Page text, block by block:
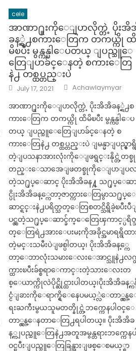
cele
အာဏာ႐ူးကိုေျပာလိုက္တဲ့ ပိုးအိ
ခန့္ရဲ႕စကားေတြက တကယ္ကို ထိ
မိၿပီး မွန္ကန္ပါေပတယ္ ျပည္သူေ
တြေျပာခ်င္ေနတဲ့ စကားေတြ
နဲ႕ တစ္ထပ္တည္းပဲ
Posted
on
July 17, 2021 Author
Achawlaymyar
အာဏာ႐ူးကိုေျပာလိုက္တဲ့ ပိုးအိအိခန့္ရဲ႕စ
ကားေတြက တကယ္ကို ထိမိၿပီး မွန္ကန္ပါေပ
တယ္ ျပည္သူေတြေျပာခ်င္ေနတဲ့ စ
ကားေတြနဲ႕ တစ္ထပ္တည္းပဲ ျမန္မာျပည္မွာရွိ
တဲ့ျပသနာအားလုံးကိုေျဖရွင္းနိုင္တဲ့တစ္ခု
တည္းေသာအေျဖတစ္ခုကိုေျပာျပ
တဲ့သ႐ုပ္ေဆာင္ ပိုးအိအိခန႔္ သ႐ုပ္ေဆ
င္ပိုးအိအိခန့္ကေတာ့ဇာတ္ကားေတြမွာသ႐ုပ္ေ
ဆာင္ရင္းနဲ႕ပရိတ္သတ္ေတြစတင္သိရွိခဲ့ၿပီးပီ
ပင္လွတဲ့သ႐ုပ္ေဆာင္ခ်က္ေတြေၾကာင့္ပရိတ္
တ္ေတြရဲ႕အားေပးမႈကိုအခိုင္အမာရရွိထာ
တဲ့မင္းသမီးပဲျဖစ္ပါတယ္၊ ပိုးအိအိခန့္ကေ
တာ့ေဘာလုံးသမားေလးေအာင္သူနဲ႕လက္
က္ထားၿပီးခ်စ္စရာေကာင္းတဲ့သားေလးတ
စ္ေယာက္ကိုလဲပိုင္ဆိုင္ထားပါတယ္၊ပိုးအိအိခန့္က
င္ငံျခားကိုေရာက္ရွိေနေပမယ့္လဲေတာ္လွန္
ရးႀကီးမွယသူမတတ္နိုင္တဲ့ဘက္ကေနပါဝင္ေ
တာ္လွန္ေနတာေတြ႕ရပါတယ္။ ပိုးအိအိခ
န့္ကျပည္သူေတြနဲ႕အတူအမွန္တရားဘက္ကေနပ
ဝင္ၿပီးျပည္သူေတြခြန္အားျဖစ္ေစမယ့္စာ